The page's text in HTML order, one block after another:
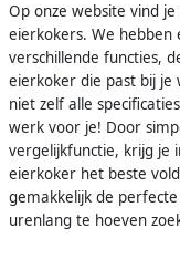
Op onze website vind
eierkokers. We
verschillende functies,
eierkoker die past bij je
niet zelf alle
werk voor je! Door
vergelijkfunctie, krijg je
eierkoker het beste
gemakkelijk de
urenlang te hoeven